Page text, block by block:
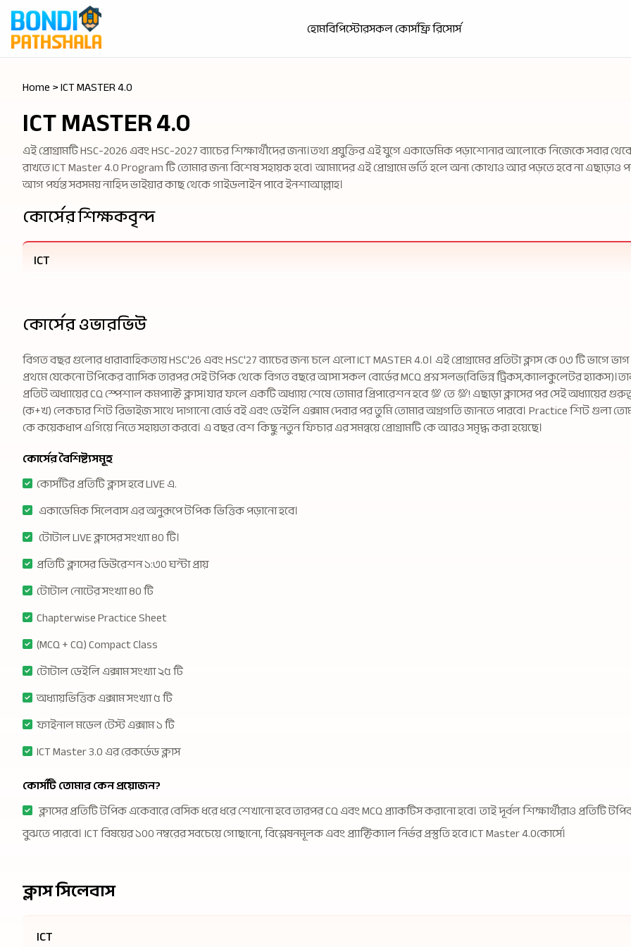
হোমবিপিস্টোরসকল কোর্সফ্রি রিসোর্স
Home > ICT MASTER 4.0
ICT MASTER 4.0
এই প্রোগ্রামটি HSC-2026 এবং HSC-2027 ব্যাচের শিক্ষার্থীদের জন্য।তথ্য প্রযুক্তির এই যুগে একাডেমিক পড়াশোনার আলোকে নিজেকে সবার
রাখতে ICT Master 4.0 Program টি তোমার জন্য বিশেষ সহায়ক হবে। আমাদের এই প্রোগ্রামে ভর্তি হলে অন্য কোথাও আর পড়তে হবে না এছাড়াও
আগ পর্যন্ত সবসময় নাহিদ ভাইয়ার কাছ থেকে গাইডলাইন পাবে ইনশাআল্লাহ।
কোর্সের শিক্ষকবৃন্দ
ICT
কোর্সের ওভারভিউ
বিগত বছর গুলোর ধারাবাহিকতায় HSC'26 এবং HSC'27 ব্যাচের জন্য চলে এলো ICT MASTER 4.0। এই প্রোগ্রামের প্রতিটা ক্লাস কে ০৩ টি ভাগে
প্রথমে যেকেনো টপিকের ব্যাসিক তারপর সেই টপিক থেকে বিগত বছরে আসা সকল বোর্ডের MCQ প্রশ্ন সলভ(বিভিন্ন ট্রিকস,ক্যালকুলেটর
প্রতিট অধ্যায়ের CQ স্পেশাল কমপ্যাক্ট ক্লাস।যার ফলে একটি অধ্যায় শেষে তোমার প্রিপারেশন হবে 💯 তে 💯! এছাড়া ক্লাসের পর সেই অধ্যায়ের
(ক+খ) লেকচার শিট রিভাইজ সাথে দাগানো বোর্ড বই এবং ডেইলি এক্সাম দেবার পর তুমি তোমার অগ্রগতি জানতে পারবে। Practice শিট গুলা
কে কয়েকধাপ এগিয়ে নিতে সহায়তা করবে। এ বছর বেশ কিছু নতুন ফিচার এর সমন্বয়ে প্রোগ্রামটি কে আরও সমৃদ্ধ করা হয়েছে।
কোর্সের বৈশিষ্ট্যসমূহ
কোর্সটির প্রতিটি ক্লাস হবে LIVE এ.
একাডেমিক সিলেবাস এর অনুরূপে টপিক ভিত্তিক পড়ানো হবে।
টোটাল LIVE ক্লাসের সংখ্যা ৪০ টি।
প্রতিটি ক্লাসের ডিউরেশন ১:৩০ ঘন্টা প্রায়
টোটাল নোটের সংখ্যা ৪০ টি
Chapterwise Practice Sheet
(MCQ + CQ) Compact Class
টোটাল ডেইলি এক্সাম সংখ্যা ২৫ টি
অধ্যায়ভিত্তিক এক্সাম সংখ্যা ৫ টি
ফাইনাল মডেল টেস্ট এক্সাম ১ টি
ICT Master 3.0 এর রেকর্ডেড ক্লাস
কোর্সটি তোমার কেন প্রয়োজন?
ক্লাসের প্রতিটি টপিক একেবারে বেসিক ধরে ধরে শেখানো হবে তারপর CQ এবং MCQ প্র্যাকটিস করানো হবে। তাই দূর্বল শিক্ষার্থীরাও প্রতিটি
বুঝতে পারবে। ICT বিষয়ের ১০০ নম্বরের সবচেয়ে গোছানো, বিশ্লেষনমূলক এবং প্র্যাক্টিক্যাল নির্ভর প্রস্তুতি হবে ICT Master 4.0কোর্সে।
ক্লাস সিলেবাস
ICT